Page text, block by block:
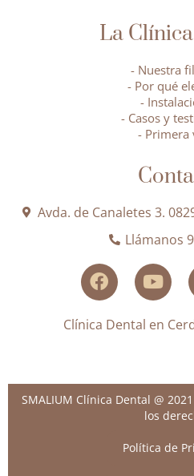
La
- Nuestra
- Por qué
-
- Casos y
- Primera
Avda. de Canaletes 3.
Llámanos
Clínica Dental en
SMALIUM Clínica Dental @
los
Política de